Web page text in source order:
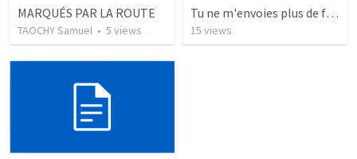
MARQUÉS PAR LA ROUTE
TAOCHY Samuel • 5 views
Tu ne m'envoies plus de fleurs
15 views